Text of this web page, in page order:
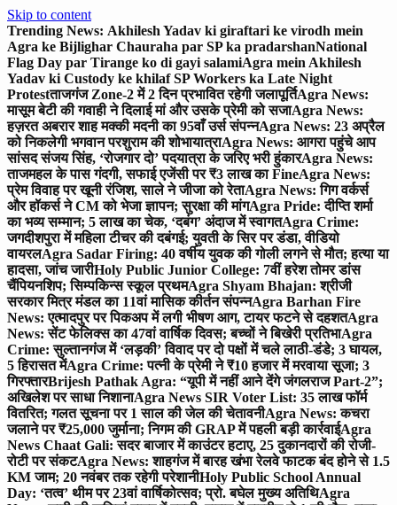
Skip to content
Trending News: Akhilesh Yadav ki giraftari ke virodh mein
Agra ke Bijlighar Chauraha par SP ka pradarshanNational
Flag Day par Tirange ko di gayi salamiAgra mein Akhilesh
Yadav ki Custody ke khilaf SP Workers ka Late Night
Protestताजगंज Zone-2 में 2 दिन प्रभावित रहेगी जलापूर्तिAgra News:
मासूम बेटी की गवाही ने दिलाई मां और उसके प्रेमी को सजाAgra News:
हज़रत अबरार शाह मक्की मदनी का 95वाँ उर्स संपन्नAgra News: 23 अप्रैल
को निकलेगी भगवान परशुराम की शोभायात्राAgra News: आगरा पहुंचे आप
सांसद संजय सिंह, ‘रोजगार दो’ पदयात्रा के जरिए भरी हुंकारAgra News:
ताजमहल के पास गंदगी, सफाई एजेंसी पर ₹3 लाख का FineAgra News:
प्रेम विवाह पर खूनी रंजिश, साले ने जीजा को रेताAgra News: गिग वर्कर्स
और हॉकर्स ने CM को भेजा ज्ञापन; सुरक्षा की मांगAgra Pride: दीप्ति शर्मा
का भव्य सम्मान; 5 लाख का चेक, ‘दबंग’ अंदाज में स्वागतAgra Crime:
जगदीशपुरा में महिला टीचर की दबंगई; युवती के सिर पर डंडा, वीडियो
वायरलAgra Sadar Firing: 40 वर्षीय युवक की गोली लगने से मौत; हत्या या
हादसा, जांच जारीHoly Public Junior College: 7वीं हरेश तोमर डांस
चैंपियनशिप; सिम्पकिन्स स्कूल प्रथमAgra Shyam Bhajan: श्रीजी
सरकार मित्र मंडल का 11वां मासिक कीर्तन संपन्नAgra Barhan Fire
News: एत्मादपुर पर पिकअप में लगी भीषण आग, टायर फटने से दहशतAgra
News: सेंट फेलिक्स का 47वां वार्षिक दिवस; बच्चों ने बिखेरी प्रतिभाAgra
Crime: सुल्तानगंज में ‘लड़की’ विवाद पर दो पक्षों में चले लाठी-डंडे; 3 घायल,
5 हिरासत मेंAgra Crime: पत्नी के प्रेमी ने ₹10 हजार में मरवाया सूजा; 3
गिरफ्तारBrijesh Pathak Agra: “यूपी में नहीं आने देंगे जंगलराज Part-2”;
अखिलेश पर साधा निशानाAgra News SIR Voter List: 35 लाख फॉर्म
वितरित; गलत सूचना पर 1 साल की जेल की चेतावनीAgra News: कचरा
जलाने पर ₹25,000 जुर्माना; निगम की GRAP में पहली बड़ी कार्रवाईAgra
News Chaat Gali: सदर बाजार में काउंटर हटाए, 25 दुकानदारों की रोजी-
रोटी पर संकटAgra News: शाहगंज में बारह खंभा रेलवे फाटक बंद होने से 1.5
KM जाम; 20 नवंबर तक रहेगी परेशानीHoly Public School Annual
Day: ‘तत्व’ थीम पर 23वां वार्षिकोत्सव; प्रो. बघेल मुख्य अतिथिAgra